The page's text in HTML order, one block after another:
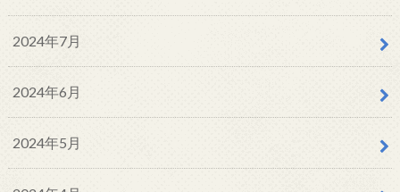
2024年7月
2024年6月
2024年5月